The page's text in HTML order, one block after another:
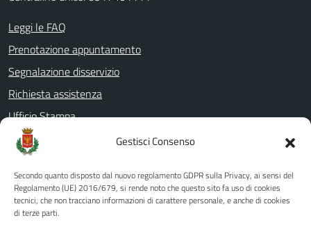
Gestisci Consenso
Secondo quanto disposto dal nuovo regolamento GDPR sulla Privacy, ai sensi del
Regolamento (UE) 2016/679, si rende noto che questo sito fa uso di cookies
tecnici, che non tracciano informazioni di carattere personale, e anche di cookies
di terze parti.
Leggi le FAQ
Prenotazione appuntamento
Segnalazione disservizio
Richiesta assistenza
Ufficio Stampa
Amministrazione Trasparente
Albo pretorio
Informativa privacy
Note legali